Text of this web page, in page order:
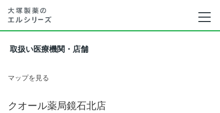
取扱い医療機関・店舗
マップを見る
クオール薬局鏡石北店